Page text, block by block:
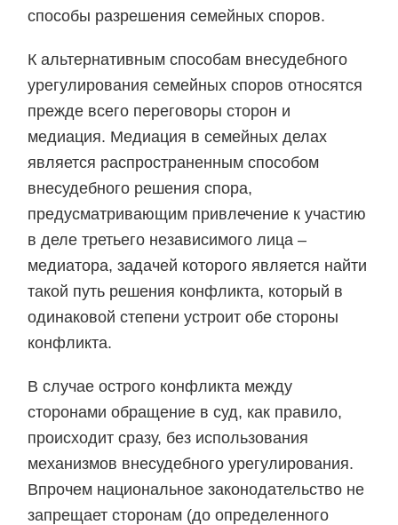
способы разрешения семейных споров.
К альтернативным способам внесудебного
урегулирования семейных споров относятся
прежде всего переговоры сторон и
медиация. Медиация в семейных делах
является распространенным способом
внесудебного решения спора,
предусматривающим привлечение к участию
в деле третьего независимого лица –
медиатора, задачей которого является найти
такой путь решения конфликта, который в
одинаковой степени устроит обе стороны
конфликта.
В случае острого конфликта между
сторонами обращение в суд, как правило,
происходит сразу, без использования
механизмов внесудебного урегулирования.
Впрочем национальное законодательство не
запрещает сторонам (до определенного